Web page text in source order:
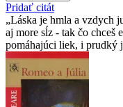
Pridať citát
Láska je hmla a vzdych
aj more sĺz - tak čo chceš
pomáhajúci liek, i prudký